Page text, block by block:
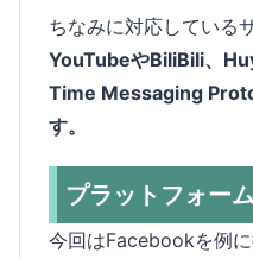
ちなみに対応している
YouTubeやBiliBili、
Time Messaging
す。
プラットフォー
今回はFacebookを例